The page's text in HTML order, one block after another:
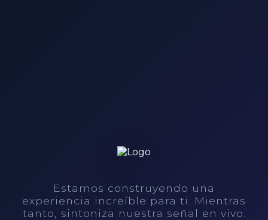
Estamos construyendo una
experiencia increíble para ti. Mientras
tanto, sintoniza nuestra señal en vivo.